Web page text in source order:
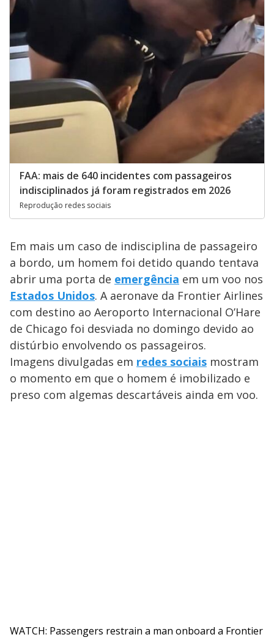
FAA: mais de 640 incidentes com passageiros
indisciplinados já foram registrados em 2026
Reprodução redes sociais
Em mais um caso de indisciplina de passageiro
a bordo, um homem foi detido quando tentava
abrir uma porta de emergência em um voo nos
Estados Unidos. A aeronave da Frontier Airlines
com destino ao Aeroporto Internacional O’Hare
de Chicago foi desviada no domingo devido ao
distúrbio envolvendo os passageiros.
Imagens divulgadas em redes sociais mostram
o momento em que o homem é imobilizado e
preso com algemas descartáveis ainda em voo.
WATCH: Passengers restrain a man onboard a Frontier